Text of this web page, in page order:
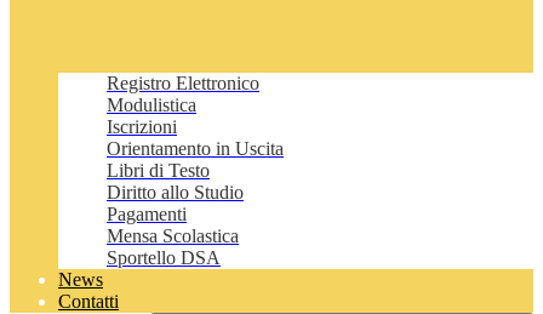
Registro Elettronico
Modulistica
Iscrizioni
Orientamento in Uscita
Libri di Testo
Diritto allo Studio
Pagamenti
Mensa Scolastica
Sportello DSA
News
Contatti